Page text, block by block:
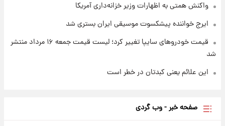
واکنش همتی به اظهارات وزیر خزانه‌داری آمریکا
ایرج خواننده پیشکسوت موسیقی ایران بستری شد
قیمت خودروهای سایپا تغییر کرد؛ لیست قیمت جمعه ۱۶ مرداد منتشر
شد
این علائم یعنی کبدتان در خطر است
صفحه خبر - وب گردی